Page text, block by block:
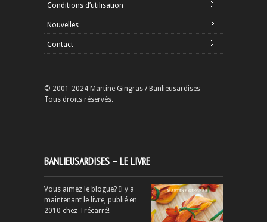
Conditions d’utilisation
Nouvelles
Contact
© 2001-2024 Martine Gingras / Banlieusardises
Tous droits réservés.
BANLIEUSARDISES – LE LIVRE
Vous aimez le blogue? Il y a
maintenant le livre, publié en
2010 chez Trécarré!